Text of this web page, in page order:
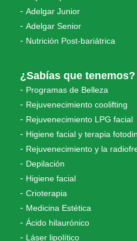
Adelgar Junior
Adelgar Senior
Nutrición Post-bariátrica
¿Sabías que tenemos?
Programas de Belleza
Rejuvenecimiento coolifting
Rejuvenecimiento LPG facial
Higiene facial y terapia
Rejuvenecimiento y la
Depilación
Higiene facial
Crioterapia
Medicina Estética
Ácido hilaurónico
Láser lipolítico